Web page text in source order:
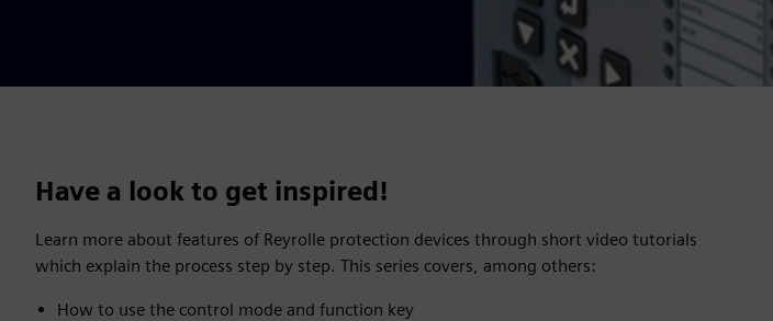
Have a look to get inspired!
Learn more about features of Reyrolle protection devices through short video tutorials
which explain the process step by step. This series covers, among others:
How to use the control mode and function key